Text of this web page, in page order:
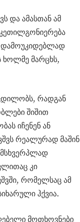
და ამასთან ამ
დამოუკიდებლად
ხოლმე მარცხს,
რადგან
შიშით
იჩენენ ან
რეალურად მაშინ
მსხვერპლად
კი
რომელსაც ამ
ჰქვია.
მოთხოვნები